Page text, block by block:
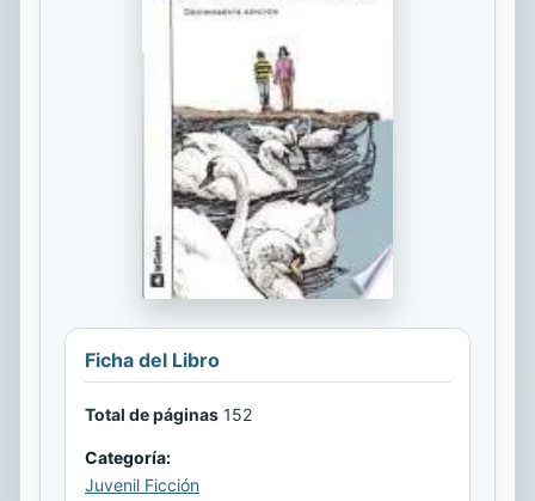
Ficha del Libro
Total de páginas 152
Categoría:
Juvenil Ficción